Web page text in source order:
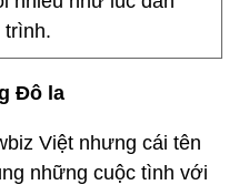
Đô la
Việt nhưng cái tên
những cuộc tình với